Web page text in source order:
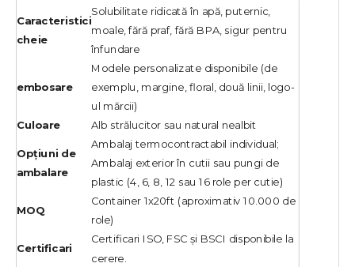
Caracteristici
cheie
Solubilitate ridicată în apă, puternic,
moale, fără praf, fără BPA, sigur pentru
înfundare
embosare
Modele personalizate disponibile (de
exemplu, margine, floral, două linii, logo-
ul mărcii)
Culoare Alb strălucitor sau natural nealbit
Opțiuni de
ambalare
Ambalaj termocontractabil individual;
Ambalaj exterior în cutii sau pungi de
plastic (4, 6, 8, 12 sau 16 role per cutie)
MOQ
Container 1x20ft (aproximativ 10.000 de
role)
Certificari
Certificari ISO, FSC și BSCI disponibile la
cerere.